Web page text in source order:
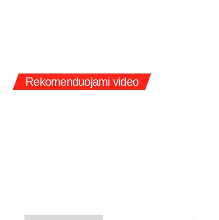
Rekomenduojami video